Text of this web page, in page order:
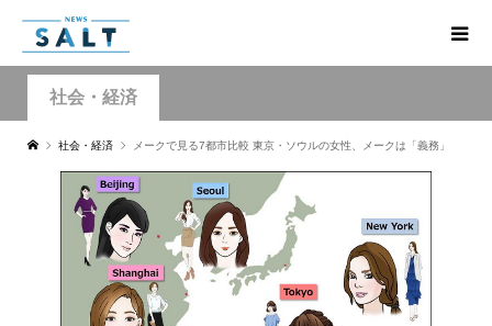
社会・経済
社会・経済 メークで見る7都市比較 東京・ソウルの女性、メークは「義務」